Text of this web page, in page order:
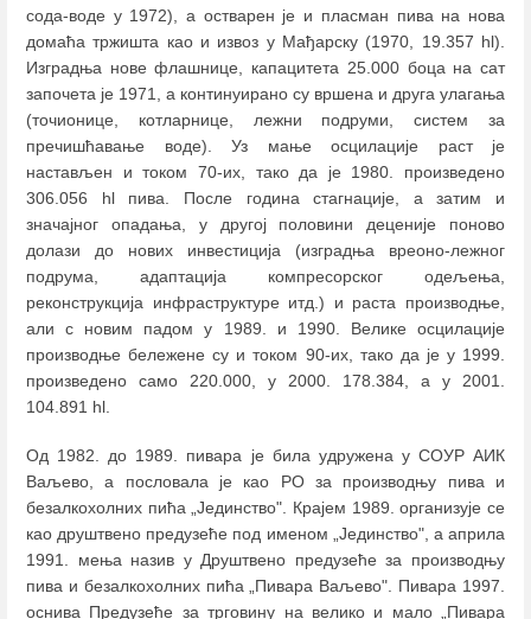
сода-воде у 1972), а остварен је и пласман пива на нова
домаћа тржишта као и извоз у Мађарску (1970, 19.357 hl).
Изградња нове флашнице, капацитета 25.000 боца на сат
започета је 1971, а континуирано су вршена и друга улагања
(точионице, котларнице, лежни подруми, систем за
пречишћавање воде). Уз мање осцилације раст је
настављен и током 70-их, тако да је 1980. произведено
306.056 hl пива. После година стагнације, а затим и
значајног опадања, у другој половини деценије поново
долази до нових инвестиција (изградња вреоно-лежног
подрума, адаптација компресорског одељења,
реконструкција инфраструктуре итд.) и раста производње,
али с новим падом у 1989. и 1990. Велике осцилације
производње бележене су и током 90-их, тако да је у 1999.
произведено само 220.000, у 2000. 178.384, а у 2001.
104.891 hl.
Од 1982. до 1989. пивара је била удружена у СОУР АИК
Ваљево, а пословала је као РО за производњу пива и
безалкохолних пића „Јединство". Крајем 1989. организује се
као друштвено предузеће под именом „Јединство", а априла
1991. мења назив у Друштвено предузеће за производњу
пива и безалкохолних пића „Пивара Ваљево". Пивара 1997.
оснива Предузеће за трговину на велико и мало „Пивара